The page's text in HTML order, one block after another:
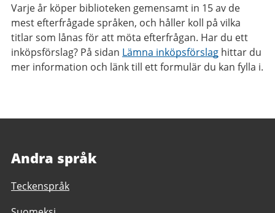
Varje år köper biblioteken gemensamt in 15 av de
mest efterfrågade språken, och håller koll på vilka
titlar som lånas för att möta efterfrågan. Har du ett
inköpsförslag? På sidan Lämna inköpsförslag hittar du
mer information och länk till ett formulär du kan fylla i.
Andra språk
Teckenspråk